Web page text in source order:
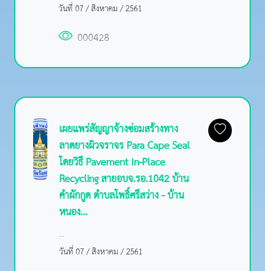
วันที่ 07 / สิงหาคม / 2561
000428
เผยแพร่สัญญาจ้างซ่อมสร้างทาง
ลาดยางผิวจราจร Para Cape Seal
โดยวิธี Pavement In-Place
Recycling สายอบจ.รอ.1042 บ้าน
คำผักกูด ตำบลโพธิ์ศรีสว่าง - บ้าน
หนอง...
...
วันที่ 07 / สิงหาคม / 2561